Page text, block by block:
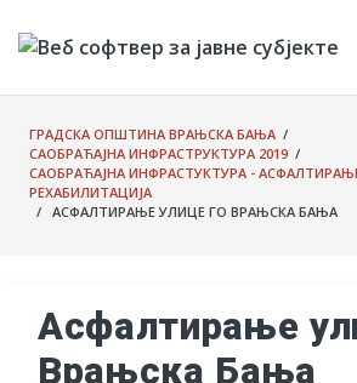
ГРАДСКА ОПШТИНА ВРАЊСКА БАЊА /
САОБРАЋАЈНА ИНФРАСТРУКТУРА 2019 /
САОБРАЋАЈНА ИНФРАСТУКТУРА -
РЕХАБИЛИТАЦИЈА
/ АСФАЛТИРАЊЕ УЛИЦЕ ГО ВРАЊСКА БАЊА
Асфалтирање
Врањска Бања